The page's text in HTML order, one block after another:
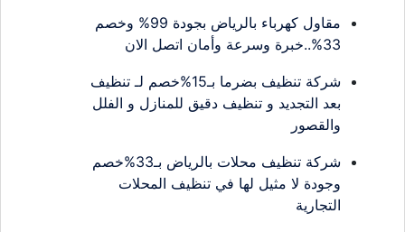
مقاول كهرباء بالرياض بجودة 99% وخصم
33%..خبرة وسرعة وأمان اتصل الان
شركة تنظيف بضرما بـ15%خصم لـ تنظيف
بعد التجديد و تنظيف دقيق للمنازل و الفلل
والقصور
شركة تنظيف محلات بالرياض بـ33%خصم
وجودة لا مثيل لها في تنظيف المحلات
التجارية